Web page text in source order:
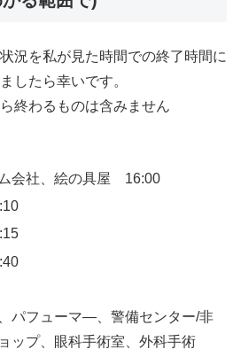
況を私が見た時間での終了時間に
したら幸いです。
終わるものは含みません
会社、絵の具屋 16:00
パフューマ―、警備センター/非
ップ、眼科手術室、外科手術